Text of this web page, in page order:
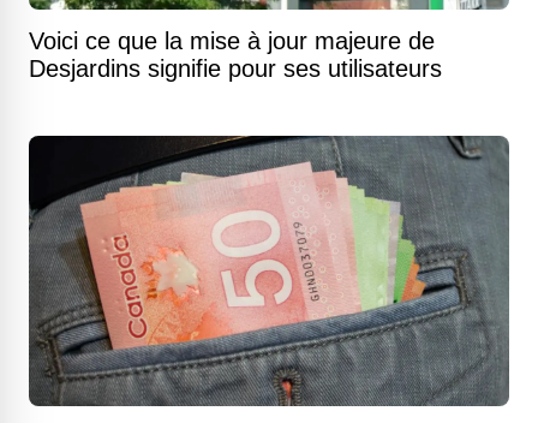
Voici ce que la mise à jour majeure de
Desjardins signifie pour ses utilisateurs